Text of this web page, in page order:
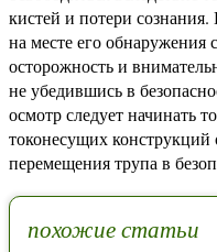
кистей и потери
на месте его обнаружения
осторожность и
не убедившись в
осмотр следует начинать
токонесущих конструкций
перемещения трупа в
похожие статьи